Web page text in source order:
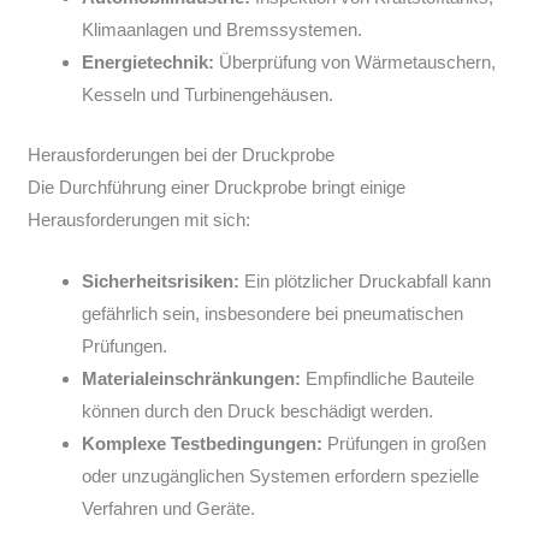
Klimaanlagen und Bremssystemen.
Energietechnik: Überprüfung von Wärmetauschern,
Kesseln und Turbinengehäusen.
Herausforderungen bei der Druckprobe
Die Durchführung einer Druckprobe bringt einige
Herausforderungen mit sich:
Sicherheitsrisiken: Ein plötzlicher Druckabfall kann
gefährlich sein, insbesondere bei pneumatischen
Prüfungen.
Materialeinschränkungen: Empfindliche Bauteile
können durch den Druck beschädigt werden.
Komplexe Testbedingungen: Prüfungen in großen
oder unzugänglichen Systemen erfordern spezielle
Verfahren und Geräte.